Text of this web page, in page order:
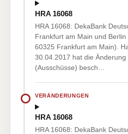
HRA 16068
HRA 16068: DekaBank
Frankfurt am Main und Berlin
60325 Frankfurt am Main).
30.04.2017 hat die
(Ausschüsse) besch…
VERÄNDERUNGEN
HRA 16068
HRA 16068: DekaBank